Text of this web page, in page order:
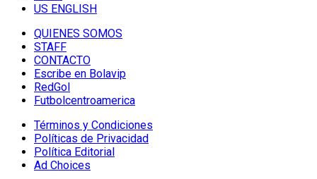
US ENGLISH
QUIENES SOMOS
STAFF
CONTACTO
Escribe en Bolavip
RedGol
Futbolcentroamerica
Términos y Condiciones
Políticas de Privacidad
Política Editorial
Ad Choices